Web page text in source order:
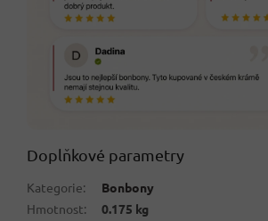
Doplňkové parametry
Kategorie:
Bonbony
Hmotnost:
0.175 kg